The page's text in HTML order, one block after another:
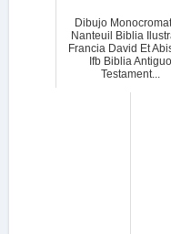
Dibujo
Nanteuil Biblia
Francia David Et
Ifb Biblia Antiguo
Testament...